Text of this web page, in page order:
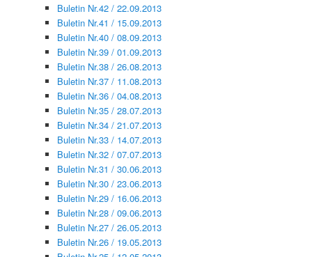
Buletin Nr.42 / 22.09.2013
Buletin Nr.41 / 15.09.2013
Buletin Nr.40 / 08.09.2013
Buletin Nr.39 / 01.09.2013
Buletin Nr.38 / 26.08.2013
Buletin Nr.37 / 11.08.2013
Buletin Nr.36 / 04.08.2013
Buletin Nr.35 / 28.07.2013
Buletin Nr.34 / 21.07.2013
Buletin Nr.33 / 14.07.2013
Buletin Nr.32 / 07.07.2013
Buletin Nr.31 / 30.06.2013
Buletin Nr.30 / 23.06.2013
Buletin Nr.29 / 16.06.2013
Buletin Nr.28 / 09.06.2013
Buletin Nr.27 / 26.05.2013
Buletin Nr.26 / 19.05.2013